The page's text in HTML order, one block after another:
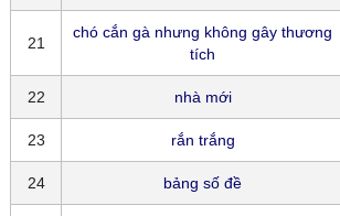
21
chó cắn gà nhưng không gây thương
tích
22 nhà mới
23 rắn trắng
24 bảng số đề